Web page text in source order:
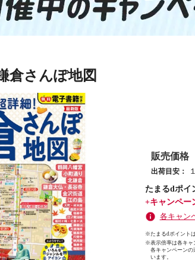
倉さんぽ地図
販売価格
出荷目安：
たまるdポイ
+キャンペー
各キャン
※たまるdポイント
※表示倍率は各キャ
各キャンペーンの
います。